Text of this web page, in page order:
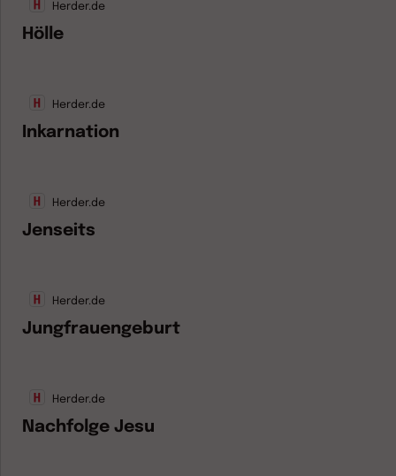
Herder.de
Hölle
Herder.de
Inkarnation
Herder.de
Jenseits
Herder.de
Jungfrauengeburt
Herder.de
Nachfolge Jesu